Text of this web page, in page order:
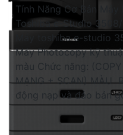
Tính Năng Cơ Bản
Toshiba e-Studio
Máy toshiba e-studio
Máy Photocopy kỹ
màu Chức năng:
MẠNG + SCAN) MÀU
động nạp và đảo bản